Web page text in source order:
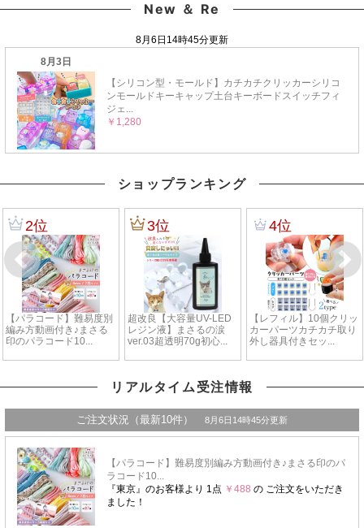
New ＆ Re
ショップランキング
リアルタイム受注情報